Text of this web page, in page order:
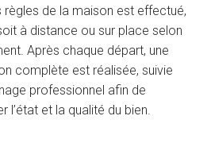
règles de la maison est effectué,
à distance ou sur place selon
Après chaque départ, une
complète est réalisée, suivie
professionnel afin de
l’état et la qualité du bien.